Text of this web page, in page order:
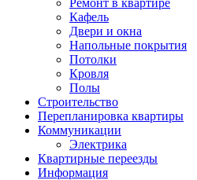
Ремонт в квартире
Кафель
Двери и окна
Напольные покрытия
Потолки
Кровля
Полы
Строительство
Перепланировка квартиры
Коммуникации
Электрика
Квартирные переезды
Информация